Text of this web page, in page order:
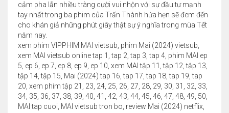
cảm pha lẫn nhiều tràng cười vui nhộn với sự đầu tư mạnh
tay nhất trong ba phim của Trấn Thành hứa hẹn sẽ đem đến
cho khán giả những phút giây thật sự ý nghĩa trong mùa Tết
năm nay.
xem phim VIPPHIM MAI vietsub, phim Mai (2024) vietsub,
xem MAI vietsub online tap 1, tap 2, tap 3, tap 4, phim MAI ep
5, ep 6, ep 7, ep 8, ep 9, ep 10, xem MAI tập 11, tập 12, tập 13,
tập 14, tập 15, Mai (2024) tap 16, tap 17, tap 18, tap 19, tap
20, xem phim tập 21, 23, 24, 25, 26, 27, 28, 29, 30, 31, 32, 33,
34, 35, 36, 37, 38, 39, 40, 41, 42, 43, 44, 45, 46, 47, 48, 49, 50,
MAI tap cuoi, MAI vietsub tron bo, review Mai (2024) netflix,